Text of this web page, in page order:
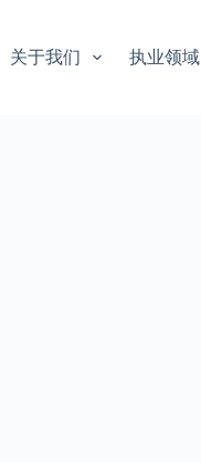
关于我们 执业领域